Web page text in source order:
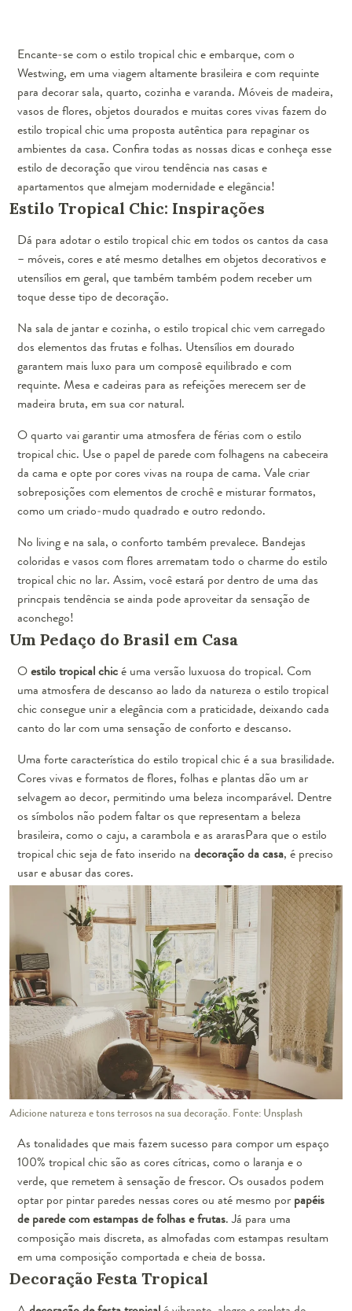
Encante-se com o estilo tropical chic e embarque, com o
Westwing, em uma viagem altamente brasileira e com requinte
para decorar sala, quarto, cozinha e varanda. Móveis de madeira,
vasos de flores, objetos dourados e muitas cores vivas fazem do
estilo tropical chic uma proposta autêntica para repaginar os
ambientes da casa. Confira todas as nossas dicas e conheça esse
estilo de decoração que virou tendência nas casas e
apartamentos que almejam modernidade e elegância!
Estilo Tropical Chic: Inspirações
Dá para adotar o estilo tropical chic em todos os cantos da casa
– móveis, cores e até mesmo detalhes em objetos decorativos e
utensílios em geral, que também também podem receber um
toque desse tipo de decoração.
Na sala de jantar e cozinha, o estilo tropical chic vem carregado
dos elementos das frutas e folhas. Utensílios em dourado
garantem mais luxo para um composê equilibrado e com
requinte. Mesa e cadeiras para as refeições merecem ser de
madeira bruta, em sua cor natural.
O quarto vai garantir uma atmosfera de férias com o estilo
tropical chic. Use o papel de parede com folhagens na cabeceira
da cama e opte por cores vivas na roupa de cama. Vale criar
sobreposições com elementos de crochê e misturar formatos,
como um criado-mudo quadrado e outro redondo.
No living e na sala, o conforto também prevalece. Bandejas
coloridas e vasos com flores arrematam todo o charme do estilo
tropical chic no lar. Assim, você estará por dentro de uma das
princpais tendência se ainda pode aproveitar da sensação de
aconchego!
Um Pedaço do Brasil em Casa
Oestilo tropical chicé uma versão luxuosa do tropical. Com
uma atmosfera de descanso ao lado da natureza o estilo tropical
chic consegue unir a elegância com a praticidade, deixando cada
canto do lar com uma sensação de conforto e descanso.
Uma forte característica do estilo tropical chic é a sua brasilidade.
Cores vivas e formatos de flores, folhas e plantas dão um ar
selvagem ao decor, permitindo uma beleza incomparável. Dentre
os símbolos não podem faltar os que representam a beleza
brasileira, como o caju, a carambola e as ararasPara que o estilo
tropical chic seja de fato inserido na decoração da casa, é preciso
usar e abusar das cores.
Adicione natureza e tons terrosos na sua decoração. Fonte: Unsplash
As tonalidades que mais fazem sucesso para compor um espaço
100% tropical chic são as cores cítricas, como o laranja e o
verde, que remetem à sensação de frescor. Os ousados podem
optar por pintar paredes nessas cores ou até mesmo por papéis
de parede com estampas de folhas e frutas. Já para uma
composição mais discreta, as almofadas com estampas resultam
em uma composição comportada e cheia de bossa.
Decoração Festa Tropical